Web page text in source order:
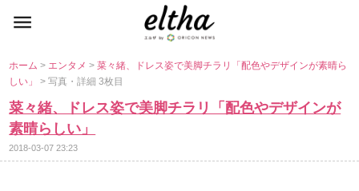
ホーム> エンタメ>菜々緒、ドレス姿で美脚チラリ「配色やデザインが素晴ら
しい」> 写真・詳細 3枚目
菜々緒、ドレス姿で美脚チラリ「配色やデザインが
素晴らしい」
2018-03-07 23:23